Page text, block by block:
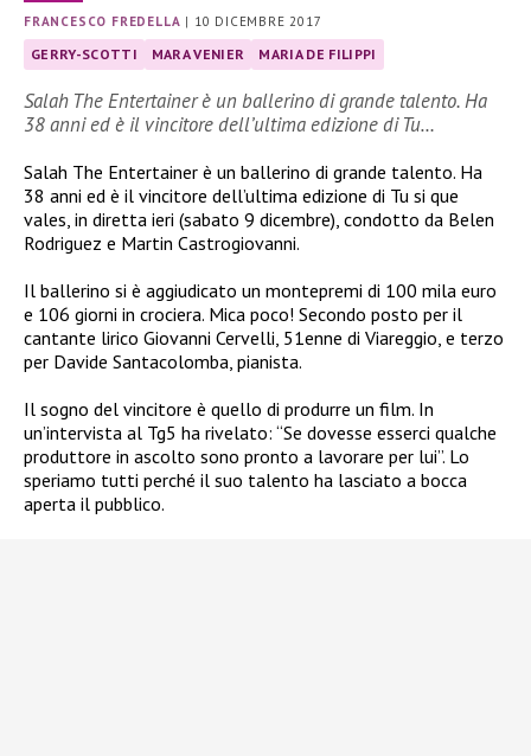
FRANCESCO FREDELLA | 10 DICEMBRE 2017
GERRY-SCOTTI MARA VENIER MARIA DE FILIPPI
Salah The Entertainer è un ballerino di grande talento. Ha
38 anni ed è il vincitore dell’ultima edizione di Tu…
Salah The Entertainer è un ballerino di grande talento. Ha
38 anni ed è il vincitore dell’ultima edizione di Tu si que
vales, in diretta ieri (sabato 9 dicembre), condotto da Belen
Rodriguez e Martin Castrogiovanni.
Il ballerino si è aggiudicato un montepremi di 100 mila euro
e 106 giorni in crociera. Mica poco! Secondo posto per il
cantante lirico Giovanni Cervelli, 51enne di Viareggio, e terzo
per Davide Santacolomba, pianista.
Il sogno del vincitore è quello di produrre un film. In
un’intervista al Tg5 ha rivelato: “Se dovesse esserci qualche
produttore in ascolto sono pronto a lavorare per lui”. Lo
speriamo tutti perché il suo talento ha lasciato a bocca
aperta il pubblico.